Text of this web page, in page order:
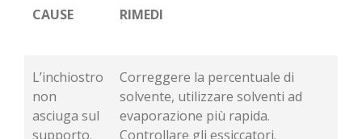
CAUSE RIMEDI
L’inchiostro
non
asciuga sul
supporto.
Correggere la percentuale di
solvente, utilizzare solventi ad
evaporazione più rapida.
Controllare gli essiccatori.